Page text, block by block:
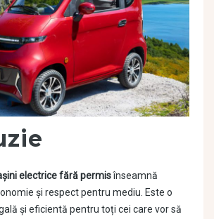
electrice fără permisînseamnă
și respect pentru mediu. Este o
și eficientă pentru toți cei care vor să